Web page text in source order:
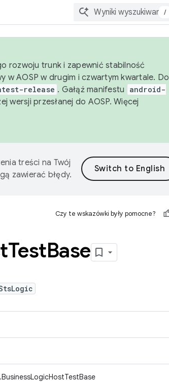
/
rozwoju trunk i zapewnić stabilność
w AOSP w drugim i czwartym kwartale. Do
release . Gałąź manifestu
android-
wersji przesłanej do AOSP. Więcej
treści na Twój
zawierać błędy.
Czy te wskazówki były pomocne?
TestBase